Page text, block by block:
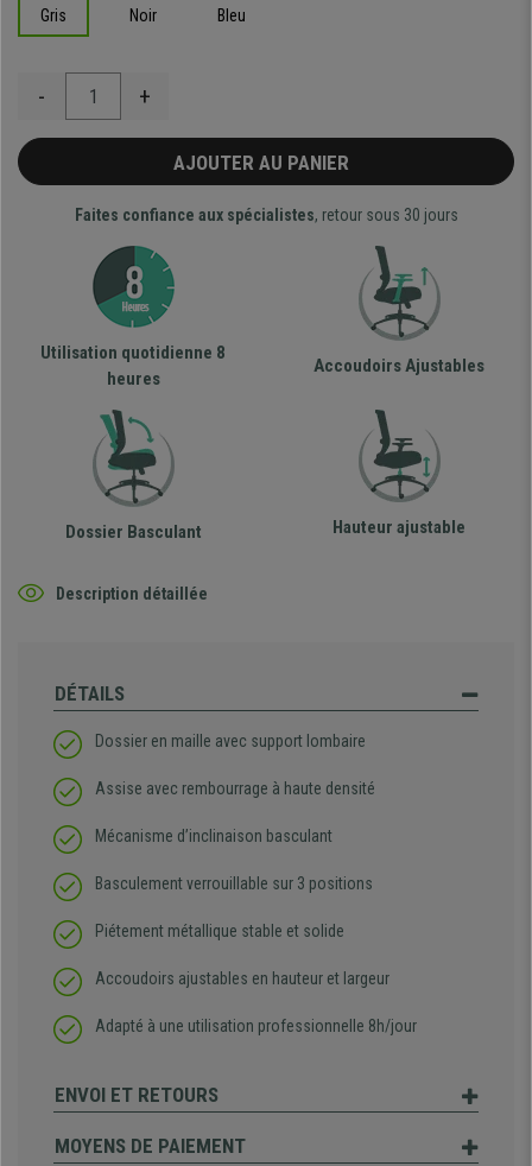
Gris Noir Bleu
- +
AJOUTER AU PANIER
Faites confiance aux spécialistes, retour sous 30 jours
Utilisation quotidienne 8
heures
Accoudoirs Ajustables
Dossier Basculant Hauteur ajustable
Description détaillée
DÉTAILS
Dossier en maille avec support lombaire
Assise avec rembourrage à haute densité
Mécanisme d’inclinaison basculant
Basculement verrouillable sur 3 positions
Piétement métallique stable et solide
Accoudoirs ajustables en hauteur et largeur
Adapté à une utilisation professionnelle 8h/jour
ENVOI ET RETOURS
MOYENS DE PAIEMENT